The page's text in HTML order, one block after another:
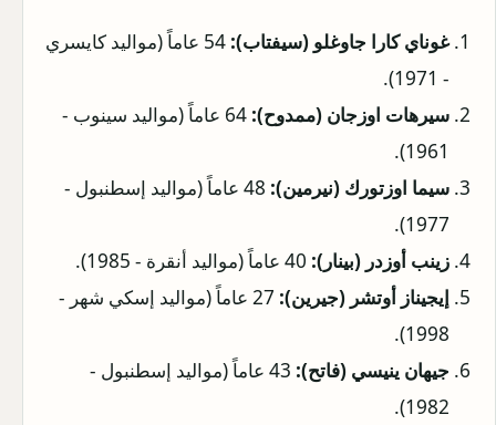
غوناي كارا جاوغلو (سيفتاب):
54 عاماً (مواليد كايسري
- 1971).
سيرهات اوزجان (ممدوح):
64 عاماً (مواليد سينوب -
1961).
سيما اوزتورك (نيرمين):
48 عاماً (مواليد إسطنبول -
1977).
زينب أوزدر (بينار):
إيجيناز أوتشر (جيرين):
27 عاماً (مواليد إسكي شهر -
1998).
جيهان ينيسي (فاتح):
43 عاماً (مواليد إسطنبول -
1982).